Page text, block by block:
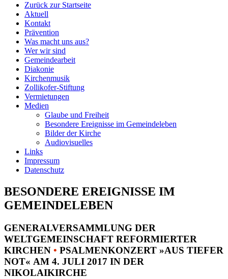
Zurück zur Startseite
Aktuell
Kontakt
Prävention
Was macht uns aus?
Wer wir sind
Gemeindearbeit
Diakonie
Kirchenmusik
Zollikofer-Stiftung
Vermietungen
Medien
Glaube und Freiheit
Besondere Ereignisse im Gemeindeleben
Bilder der Kirche
Audiovisuelles
Links
Impressum
Datenschutz
BESONDERE EREIGNISSE IM
GEMEINDELEBEN
GENERALVERSAMMLUNG DER
WELTGEMEINSCHAFT REFORMIERTER
KIRCHEN • PSALMENKONZERT »AUS TIEFER
NOT« AM 4. JULI 2017 IN DER
NIKOLAIKIRCHE